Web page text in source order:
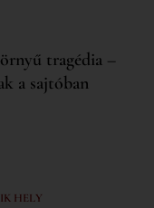
tragédia –
a sajtóban
HELY